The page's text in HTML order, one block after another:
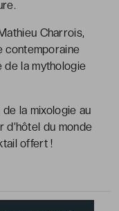
Charrois,
contemporaine
de la mythologie
la mixologie au
du monde
offert !